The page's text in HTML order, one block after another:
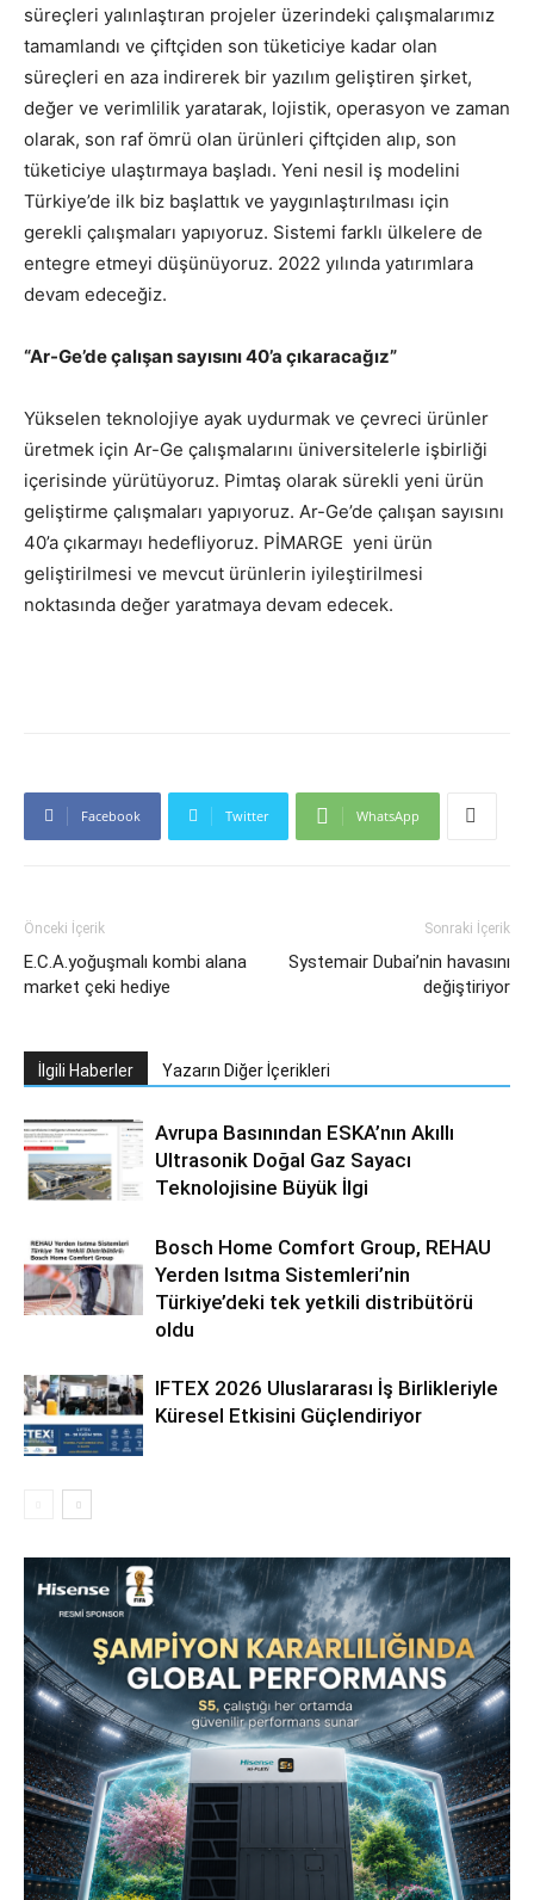
süreçleri yalınlaştıran projeler üzerindeki çalışmalarımız
tamamlandı ve çiftçiden son tüketiciye kadar olan
süreçleri en aza indirerek bir yazılım geliştiren şirket,
değer ve verimlilik yaratarak, lojistik, operasyon ve zaman
olarak, son raf ömrü olan ürünleri çiftçiden alıp, son
tüketiciye ulaştırmaya başladı. Yeni nesil iş modelini
Türkiye’de ilk biz başlattık ve yaygınlaştırılması için
gerekli çalışmaları yapıyoruz. Sistemi farklı ülkelere de
entegre etmeyi düşünüyoruz. 2022 yılında yatırımlara
devam edeceğiz.
“Ar-Ge’de çalışan sayısını 40’a çıkaracağız”
Yükselen teknolojiye ayak uydurmak ve çevreci ürünler
üretmek için Ar-Ge çalışmalarını üniversitelerle işbirliği
içerisinde yürütüyoruz. Pimtaş olarak sürekli yeni ürün
geliştirme çalışmaları yapıyoruz. Ar-Ge’de çalışan sayısını
40’a çıkarmayı hedefliyoruz. PİMARGE yeni ürün
geliştirilmesi ve mevcut ürünlerin iyileştirilmesi
noktasında değer yaratmaya devam edecek.
Facebook Twitter WhatsApp
Önceki İçerik
E.C.A.yoğuşmalı kombi alana
market çeki hediye
Sonraki İçerik
Systemair Dubai’nin havasını
değiştiriyor
İlgili Haberler Yazarın Diğer İçerikleri
Avrupa Basınından ESKA’nın Akıllı
Ultrasonik Doğal Gaz Sayacı
Teknolojisine Büyük İlgi
Bosch Home Comfort Group, REHAU
Yerden Isıtma Sistemleri’nin
Türkiye’deki tek yetkili distribütörü
oldu
IFTEX 2026 Uluslararası İş Birlikleriyle
Küresel Etkisini Güçlendiriyor